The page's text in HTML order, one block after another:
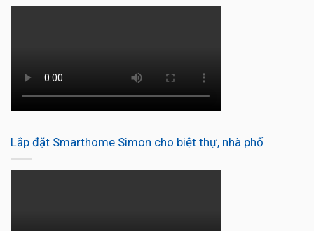
Lắp đặt Smarthome Simon cho biệt thự, nhà phố